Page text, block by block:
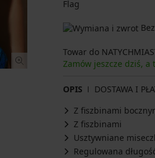
Towar do
Zamów jeszcze dziś,
OPIS DOSTAWA I
Z fiszbinami
Z fiszbinami
Usztywniane
Regulowana